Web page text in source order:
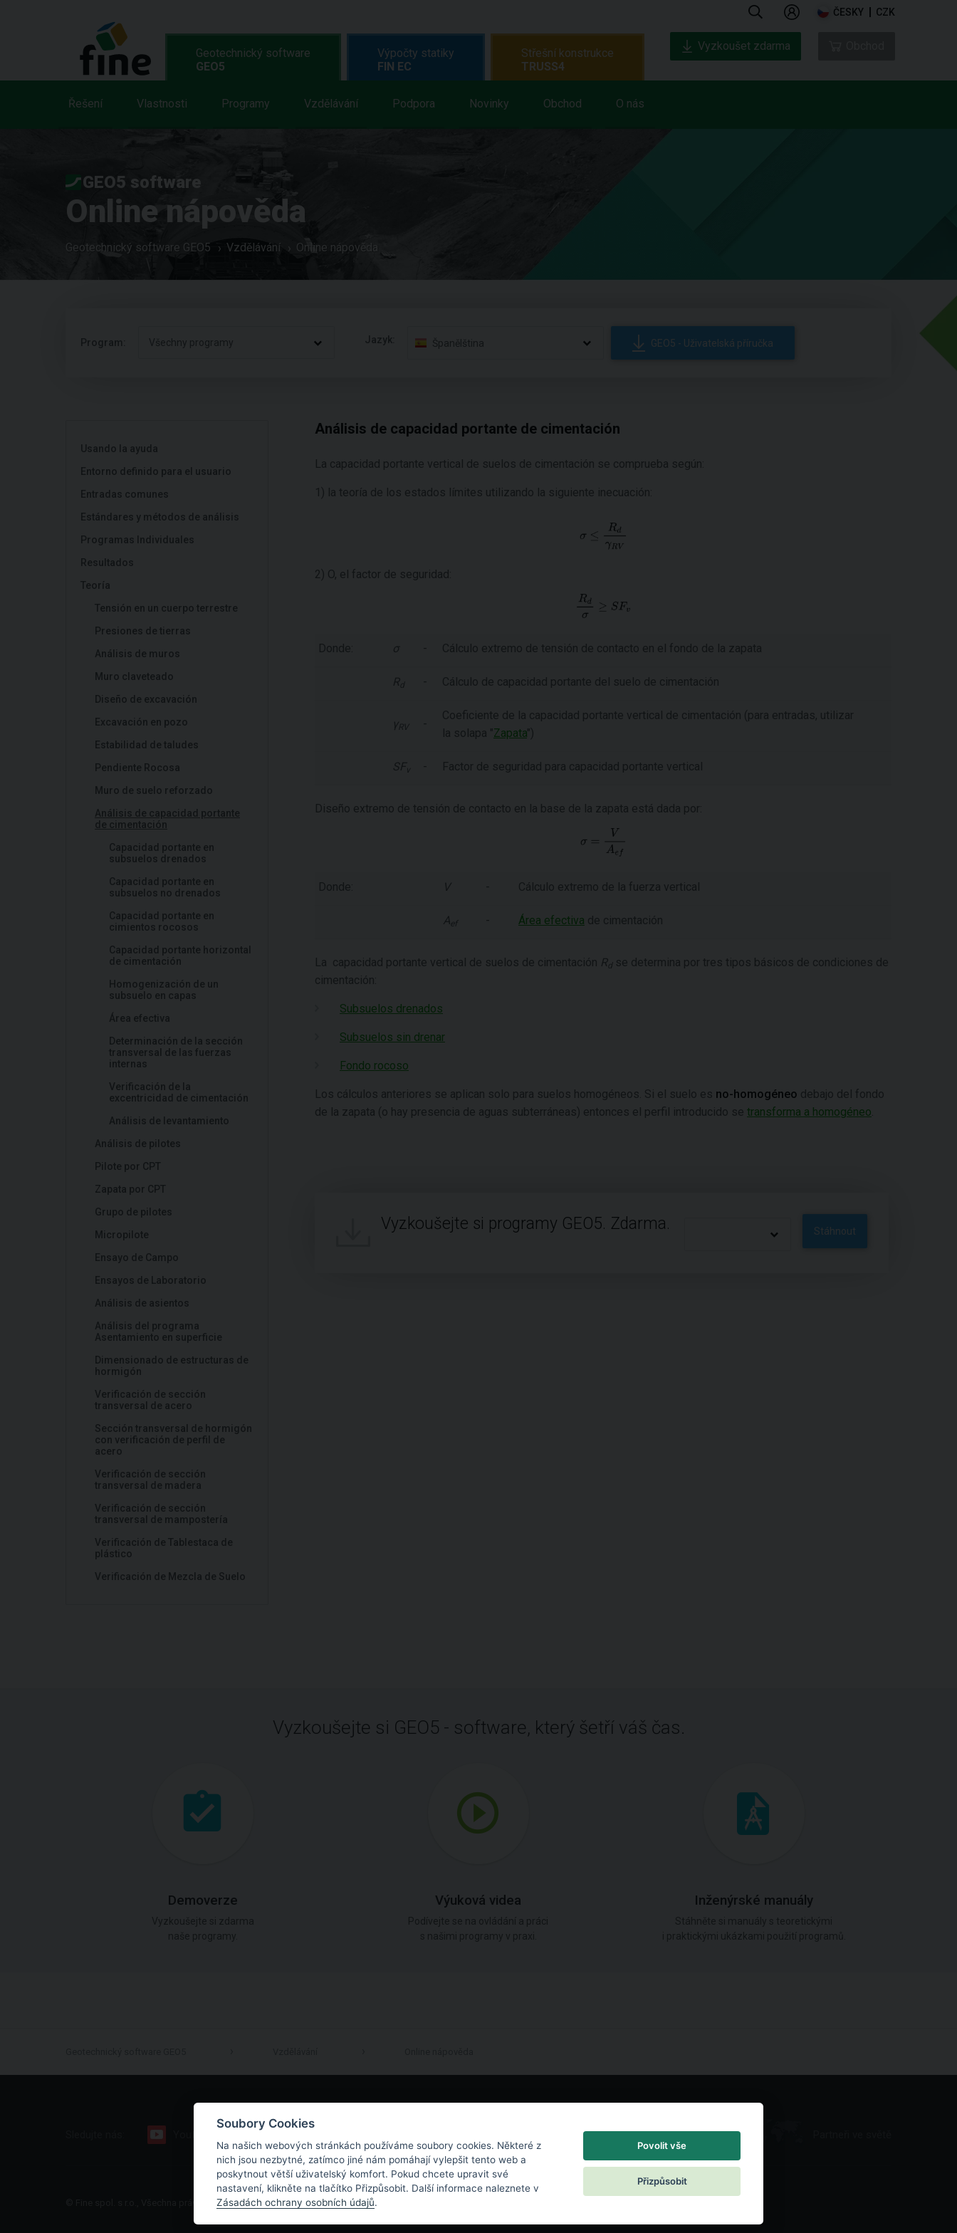
ČESKY CZK
Geotechnický software
GEO5
Řešení Vlastnosti Programy Vzdělávání Podpora Novinky Obchod O nás
Výpočty statiky
FIN EC
Střešní konstrukce
TRUSS4
Vyzkoušet zdarma
GEO5 software
Online nápověda
Geotechnický software GEO5 Vzdělávání Online nápověda
Program: Všechny programy Jazyk: Španělština GEO5 - Uživatelská příručka
Usando la ayuda
Entorno definido para el usuario
Entradas comunes
Estándares y métodos de análisis
Programas Individuales
Resultados
Teoría
Tensión en un cuerpo terrestre
Presiones de tierras
Análisis de muros
Muro claveteado
Diseño de excavación
Excavación en pozo
Estabilidad de taludes
Pendiente Rocosa
Muro de suelo reforzado
Análisis de capacidad portante
de cimentación
Capacidad portante en
subsuelos drenados
Capacidad portante en
subsuelos no drenados
Capacidad portante en
cimientos rocosos
Capacidad portante horizontal
de cimentación
Homogenización de un
subsuelo en capas
Área efectiva
Determinación de la sección
transversal de las fuerzas
internas
Verificación de la
excentricidad de cimentación
Análisis de levantamiento
Análisis de pilotes
Pilote por CPT
Zapata por CPT
Grupo de pilotes
Micropilote
Ensayo de Campo
Ensayos de Laboratorio
Análisis de asientos
Análisis del programa
Asentamiento en superficie
Dimensionado de estructuras de
hormigón
Verificación de sección
transversal de acero
Sección transversal de hormigón
con verificación de perfil de
acero
Verificación de sección
transversal de madera
Verificación de sección
transversal de mampostería
Verificación de Tablestaca de
plástico
Verificación de Mezcla de Suelo
Análisis de capacidad portante de cimentación
La capacidad portante vertical de suelos de cimentación se comprueba según:
1) la teoría de los estados límites utilizando la siguiente inecuación:
2) O, el factor de seguridad:
Donde: σ - Cálculo extremo de tensión de contacto en el fondo de la zapata
R d - Cálculo de capacidad portante del suelo de cimentación
γ RV -
Coeficiente de la capacidad portante vertical de cimentación (para entradas, utilizar
la solapa "Zapata")
SF v - Factor de seguridad para capacidad portante vertical
Diseño extremo de tensión de contacto en la base de la zapata está dada por:
Donde: V - Cálculo extremo de la fuerza vertical
Aef - Área efectiva de cimentación
La capacidad portante vertical de suelos de cimentación R dse determina por tres tipos básicos de condiciones de
cimentación:
Subsuelos drenados
Subsuelos sin drenar
Fondo rocoso
Los cálculos anteriores se aplican solo para suelos homogéneos. Si el suelo es no-homogéneo debajo del fondo
de la zapata (o hay presencia de aguas subterráneas) entonces el perfil introducido se transforma a homogéneo
Vyzkoušejte si programy GEO5. Zdarma. Stáhnout
Vyzkoušejte si GEO5 - software, který šetří váš čas.
Demoverze Výuková videa Inženýrské manuály
© Fine spol. s r.o., Všechna práva vyhrazena |Mapa stránek|Ochrana osobních údajů
Soubory Cookies
Na našich webových stránkách používáme soubory cookies. Některé z
nich jsou nezbytné, zatímco jiné nám pomáhají vylepšit tento web a
poskytnout větší uživatelský komfort. Pokud chcete upravit své
nastavení, klikněte na tlačítko Přizpůsobit. Další informace naleznete v
Zásadách ochrany osobních údajů.
Povolit vše
Přizpůsobit